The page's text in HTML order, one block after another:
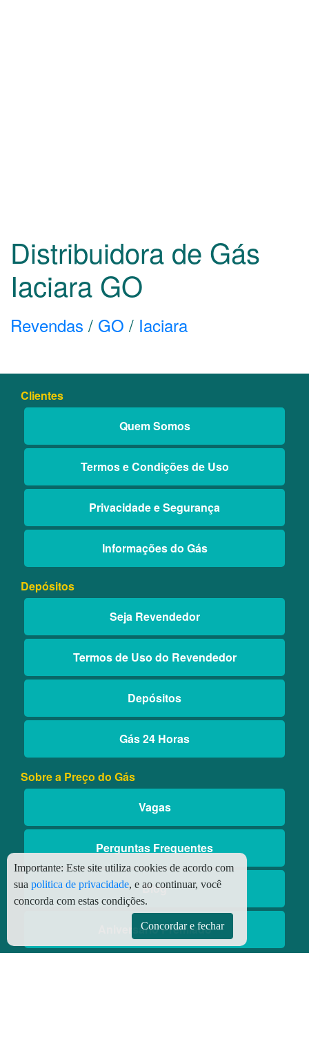
Distribuidora de Gás
Iaciara GO
Revendas / GO / Iaciara
Clientes
Quem Somos
Termos e Condições de Uso
Privacidade e Segurança
Informações do Gás
Depósitos
Seja Revendedor
Termos de Uso do Revendedor
Depósitos
Gás 24 Horas
Sobre a Preço do Gás
Vagas
Perguntas Frequentes
Blog
Aniversário Premiado
Importante: Este site utiliza cookies de acordo com
sua politica de privacidade, e ao continuar, você
concorda com estas condições.
Concordar e fechar